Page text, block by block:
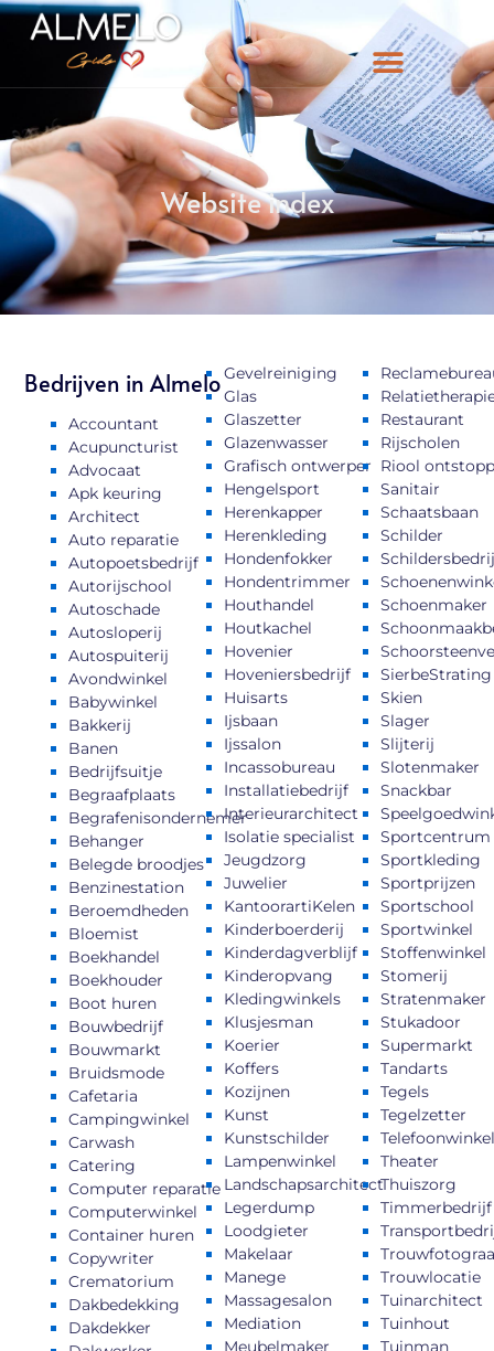
Website index
Bedrijven in Almelo
Accountant
Acupuncturist
Advocaat
Apk keuring
Architect
Auto reparatie
Autopoetsbedrijf
Autorijschool
Autoschade
Autosloperij
Autospuiterij
Avondwinkel
Babywinkel
Bakkerij
Banen
Bedrijfsuitje
Begraafplaats
Begrafenisondernemer
Behanger
Belegde broodjes
Benzinestation
Beroemdheden​
Bloemist
Boekhandel
Boekhouder
Boot huren
Bouwbedrijf
Bouwmarkt
Bruidsmode
Cafetaria
Campingwinkel
Carwash
Catering
Computer reparatie
Computerwinkel
Container huren
Copywriter
Crematorium
Dakbedekking
Dakdekker
Gevelreiniging
Glas
Glaszetter
Glazenwasser
Grafisch ontwerper
Hengelsport
Herenkapper
Herenkleding
Hondenfokker
Hondentrimmer
Houthandel
Houtkachel
Hovenier
Hoveniersbedrijf
Huisarts
Ijsbaan
Ijssalon
Incassobureau
Installatiebedrijf
Interieurarchitect
Isolatie specialist
Jeugdzorg
Juwelier
KantoorartiKelen
Kinderboerderij
Kinderdagverblijf
Kinderopvang
Kledingwinkels
Klusjesman
Koerier
Koffers
Kozijnen
Kunst
Kunstschilder
Lampenwinkel
Landschapsarchitect
Legerdump
Loodgieter
Makelaar
Manege
Massagesalon
Mediation
Meubelmaker
Restaurant
Rijscholen
Riool
Sanitair
Schaatsbaan
Schilder
Schoenmaker
SierbeStrating
Skien
Slager
Slijterij
Slotenmaker
Snackbar
Sportcentrum
Sportkleding
Sportprijzen
Sportschool
Sportwinkel
Stoffenwinkel
Stomerij
Stratenmaker
Stukadoor
Supermarkt
Tandarts
Tegels
Tegelzetter
Telefoonwinkel
Theater
Thuiszorg
Timmerbedrijf
Trouwlocatie
Tuinarchitect
Tuinhout
Tuinman